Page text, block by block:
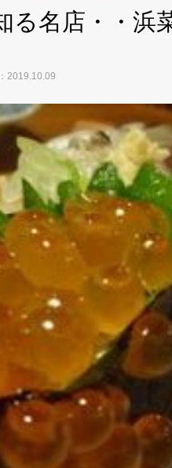
る名店・・浜
2019.10.09